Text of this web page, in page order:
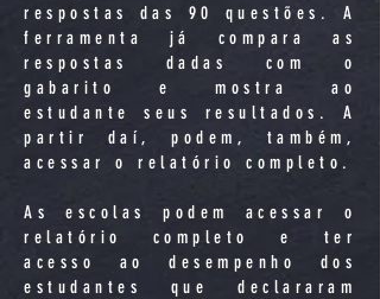
respostas das 90 questões. A
ferramenta já compara as
respostas dadas com o
gabarito e mostra ao
estudante seus resultados. A
partir daí, podem, também,
acessar o relatório completo.
As escolas podem acessar o
relatório completo e ter
acesso ao desempenho dos
estudantes que declararam